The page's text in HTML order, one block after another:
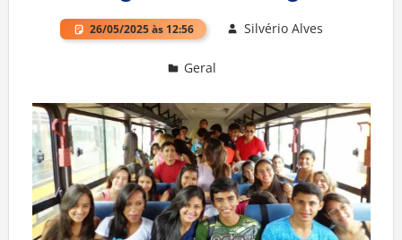
26/05/2025 às 12:56 Silvério Alves
Geral